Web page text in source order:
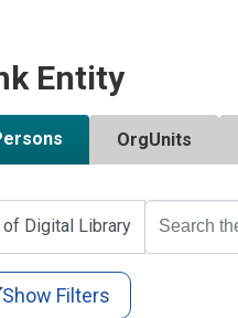
Entity
OrgUnits
Digital Library
Show Filters